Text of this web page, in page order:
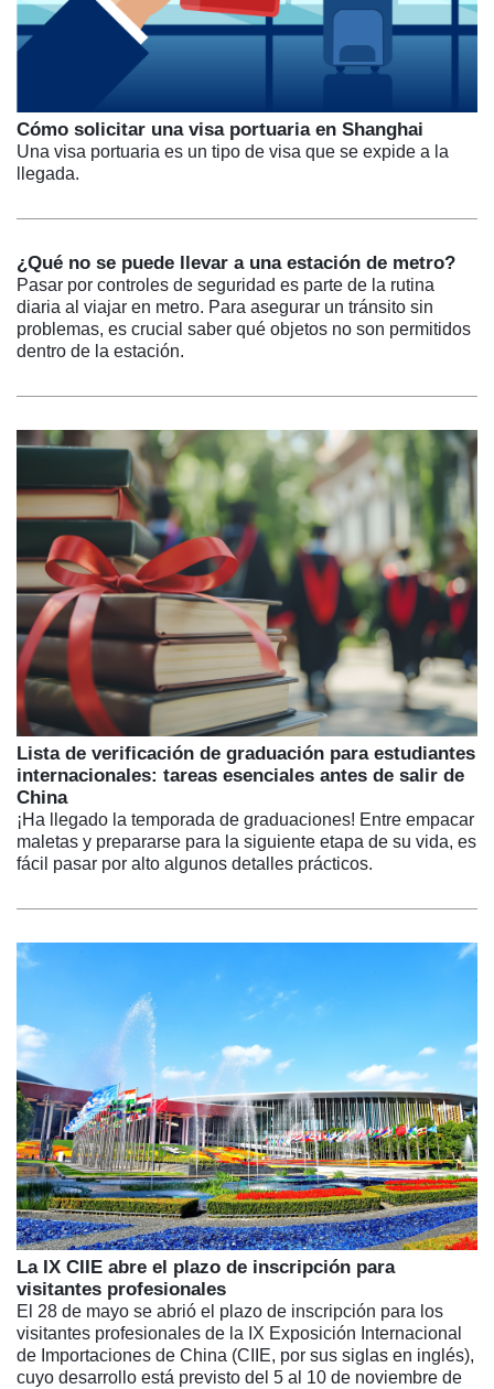
Cómo solicitar una visa portuaria en Shanghai
Una visa portuaria es un tipo de visa que se expide a la
llegada.
¿Qué no se puede llevar a una estación de metro?
Pasar por controles de seguridad es parte de la rutina
diaria al viajar en metro. Para asegurar un tránsito sin
problemas, es crucial saber qué objetos no son permitidos
dentro de la estación.
Lista de verificación de graduación para estudiantes
internacionales: tareas esenciales antes de salir de
China
¡Ha llegado la temporada de graduaciones! Entre empacar
maletas y prepararse para la siguiente etapa de su vida, es
fácil pasar por alto algunos detalles prácticos.
La IX CIIE abre el plazo de inscripción para
visitantes profesionales
El 28 de mayo se abrió el plazo de inscripción para los
visitantes profesionales de la IX Exposición Internacional
de Importaciones de China (CIIE, por sus siglas en inglés),
cuyo desarrollo está previsto del 5 al 10 de noviembre de